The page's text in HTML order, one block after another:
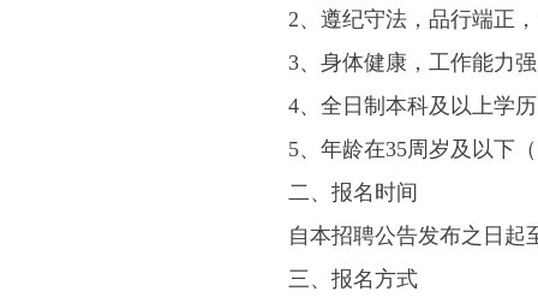
2、遵纪守法，品行端正
3、身体健康，工作能力
4、全日制本科及以上学
5、年龄在35周岁及以下
二、报名时间
自本招聘公告发布之日起
三、报名方式